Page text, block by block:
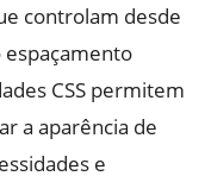
controlam desde
CSS permitem
a aparência de
e